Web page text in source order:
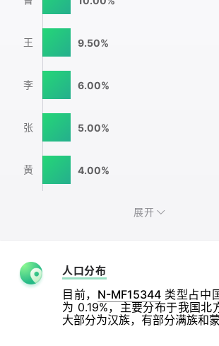
9.50%
王
6.00%
李
5.00%
张
4.00%
黄
展开
人口分布
目前， N-MF15344类型占中
为 0.19%，主要分布于我国北
大部分为汉族，有部分满族和蒙